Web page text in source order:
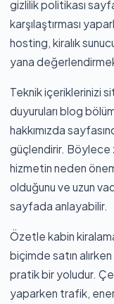
gizlilik politikası
karşılaştırması
hosting kiralık
yana
Teknik içeriklerinizi
duyuruları blog
hakkımızda
güçlendirir. Böylece
hizmetin neden
olduğunu ve uzun
sayfada anlayabilir.
Özetle kabin
biçimde satın
pratik bir yoludur.
yaparken trafik,